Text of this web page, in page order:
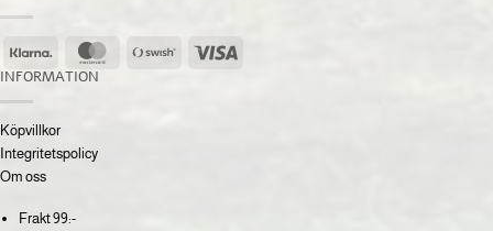
Klarna MasterCardSwish
INFORMATION
Köpvillkor
Integritetspolicy
Om oss
Frakt 99:-